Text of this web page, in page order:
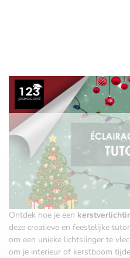
Ontdek hoe je een
deze creatieve en feestelijke
om een unieke lichtslinger te
om je interieur of kerstboom